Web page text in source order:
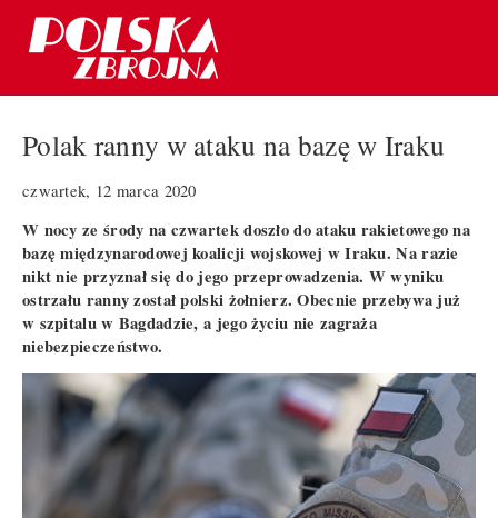
Polak ranny w ataku na bazę w Iraku
czwartek, 12 marca 2020
W nocy ze środy na czwartek doszło do ataku rakietowego na
bazę międzynarodowej koalicji wojskowej w Iraku. Na razie
nikt nie przyznał się do jego przeprowadzenia. W wyniku
ostrzału ranny został polski żołnierz. Obecnie przebywa już
w szpitalu w Bagdadzie, a jego życiu nie zagraża
niebezpieczeństwo.